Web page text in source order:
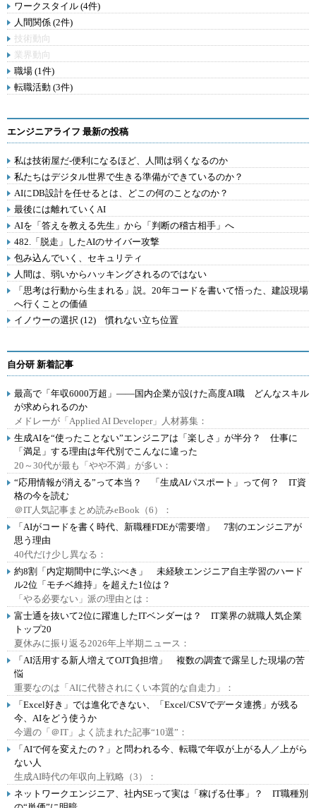
ワークスタイル (4件)
人間関係 (2件)
技術動向
業界動向
職場 (1件)
転職活動 (3件)
エンジニアライフ 最新の投稿
私は技術屋だ-便利になるほど、人間は弱くなるのか
私たちはデジタル世界で生きる準備ができているのか？
AIにDB設計を任せるとは、どこの何のことなのか？
最後には離れていくAI
AIを「答えを教える先生」から「判断の稽古相手」へ
482.「脱走」したAIのサイバー攻撃
包み込んでいく、セキュリティ
人間は、弱いからハッキングされるのではない
「思考は行動から生まれる」説。20年コードを書いて悟った、建設現場
へ行くことの価値
イノウーの選択 (12) 慣れない立ち位置
自分研 新着記事
最高で「年収6000万超」――国内企業が設けた高度AI職 どんなスキル
が求められるのか
メドレーが「Applied AI Developer」人材募集：
生成AIを“使ったことない”エンジニアは「楽しさ」が半分？ 仕事に
「満足」する理由は年代別でこんなに違った
20～30代が最も「やや不満」が多い：
“応用情報が消える”って本当？ 「生成AIパスポート」って何？ IT資
格の今を読む
＠IT人気記事まとめ読みeBook（6）：
「AIがコードを書く時代、新職種FDEが需要増」 7割のエンジニアが
思う理由
40代だけ少し異なる：
約8割「内定期間中に学ぶべき」 未経験エンジニア自主学習のハード
ル2位「モチベ維持」を超えた1位は？
「やる必要ない」派の理由とは：
富士通を抜いて2位に躍進したITベンダーは？ IT業界の就職人気企業
トップ20
夏休みに振り返る2026年上半期ニュース：
「AI活用する新人増えてOJT負担増」 複数の調査で露呈した現場の苦
悩
重要なのは「AIに代替されにくい本質的な自走力」：
「Excel好き」では進化できない、「Excel/CSVでデータ連携」が残る
今、AIをどう使うか
今週の「＠IT」よく読まれた記事“10選”：
「AIで何を変えたの？」と問われる今、転職で年収が上がる人／上がら
ない人
生成AI時代の年収向上戦略（3）：
ネットワークエンジニア、社内SEって実は「稼げる仕事」？ IT職種別